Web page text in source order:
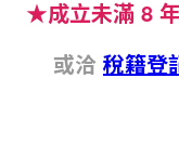
★成立未滿 8
或洽 稅籍登